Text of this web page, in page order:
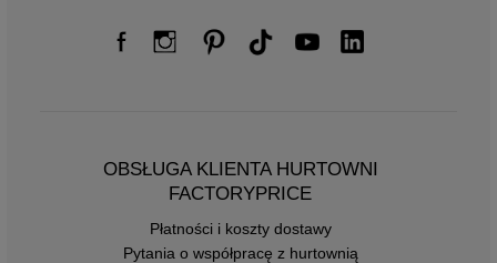
OBSŁUGA KLIENTA HURTOWNI
FACTORYPRICE
Płatności i koszty dostawy
Pytania o współpracę z hurtownią